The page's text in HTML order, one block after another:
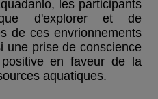
les participants
d'explorer et de
de ces envrionnements
une prise de conscience
en faveur de la
aquatiques.